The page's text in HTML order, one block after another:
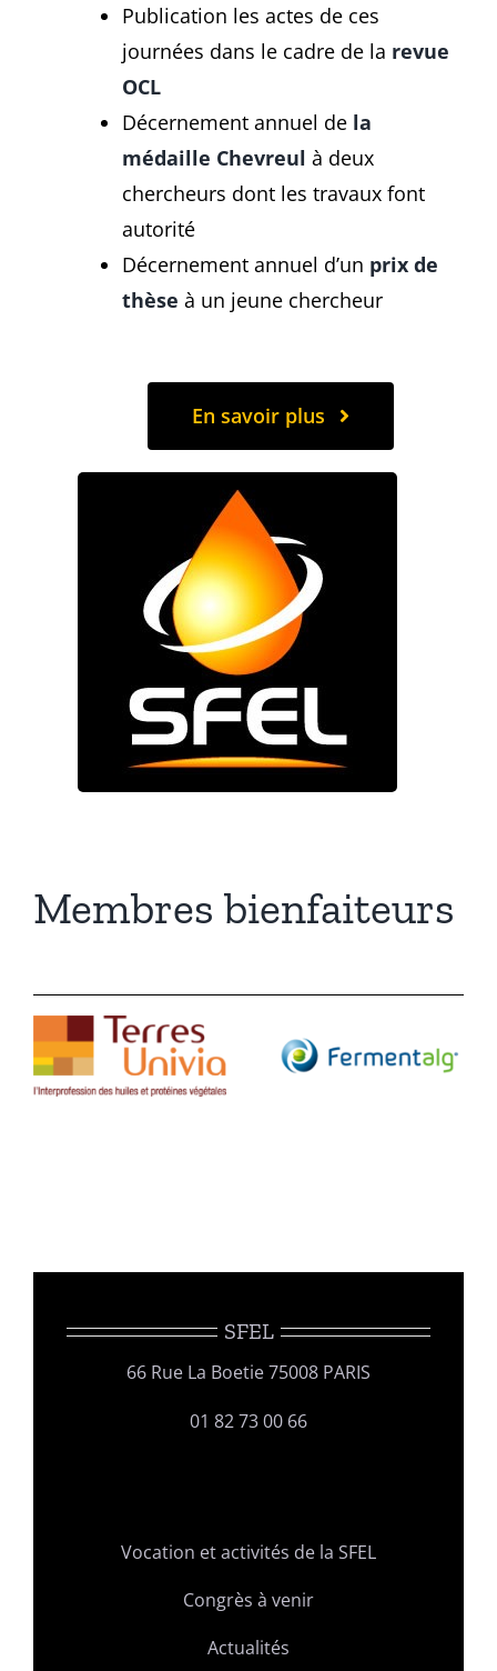
Publication les actes de ces
journées dans le cadre de la revue
OCL
Décernement annuel de la
médaille Chevreul à deux
chercheurs dont les travaux font
autorité
Décernement annuel d’un prix de
thèse à un jeune chercheur
En savoir plus
Membres bienfaiteurs